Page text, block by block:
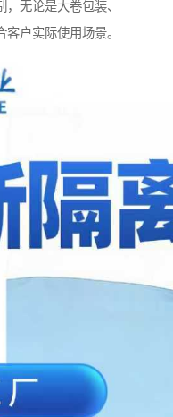
无论是大卷包装、
户实际使用场景。